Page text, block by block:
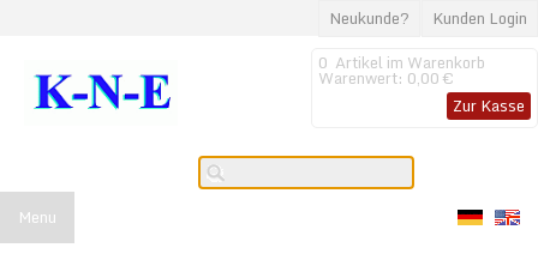
Kunden Login
Neukunde?
0 Artikel im Warenkorb
Warenwert: 0,00 €
Zur Kasse
Menu